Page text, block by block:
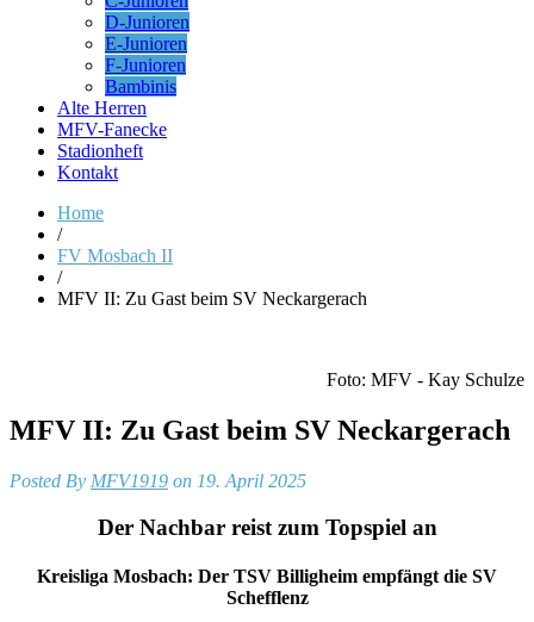
D-Junioren
E-Junioren
F-Junioren
Bambinis
Alte Herren
MFV-Fanecke
Stadionheft
Kontakt
Home
/
FV Mosbach II
/
MFV II: Zu Gast beim SV Neckargerach
Foto: MFV - Kay Schulze
MFV II: Zu Gast beim SV Neckargerach
Posted By MFV1919 on 19. April 2025
Der Nachbar reist zum Topspiel an
Kreisliga Mosbach: Der TSV Billigheim empfängt die SV
Schefflenz